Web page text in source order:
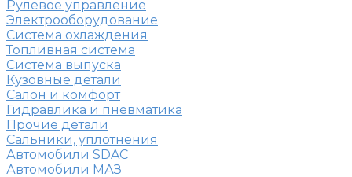
Рулевое управление
Электрооборудование
Система охлаждения
Топливная система
Система выпуска
Кузовные детали
Салон и комфорт
Гидравлика и пневматика
Прочие детали
Сальники, уплотнения
Автомобили SDAC
Автомобили МАЗ